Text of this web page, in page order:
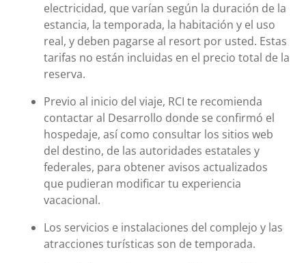
electricidad, que varían según la duración de la
estancia, la temporada, la habitación y el uso
real, y deben pagarse al resort por usted. Estas
tarifas no están incluidas en el precio total de la
reserva.
Previo al inicio del viaje, RCI te recomienda
contactar al Desarrollo donde se confirmó el
hospedaje, así como consultar los sitios web
del destino, de las autoridades estatales y
federales, para obtener avisos actualizados
que pudieran modificar tu experiencia
vacacional.
Los servicios e instalaciones del complejo y las
atracciones turísticas son de temporada.